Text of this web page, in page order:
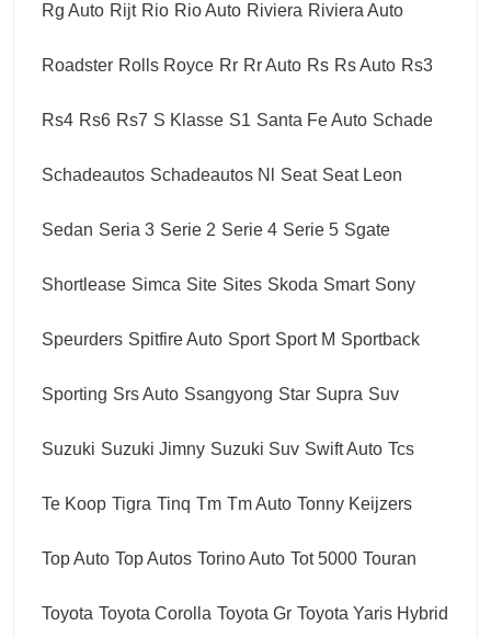
Rg Auto Rijt Rio Rio Auto Riviera Riviera Auto
Roadster Rolls Royce Rr Rr Auto Rs Rs Auto Rs3
Rs4 Rs6 Rs7 S Klasse S1 Santa Fe Auto Schade
Schadeautos Schadeautos Nl Seat Seat Leon
Sedan Seria 3 Serie 2 Serie 4 Serie 5 Sgate
Shortlease Simca Site Sites Skoda Smart Sony
Speurders Spitfire Auto Sport Sport M Sportback
Sporting Srs Auto Ssangyong Star Supra Suv
Suzuki Suzuki Jimny Suzuki Suv Swift Auto Tcs
Te Koop Tigra Tinq Tm Tm Auto Tonny Keijzers
Top Auto Top Autos Torino Auto Tot 5000 Touran
Toyota Toyota Corolla Toyota Gr Toyota Yaris Hybrid